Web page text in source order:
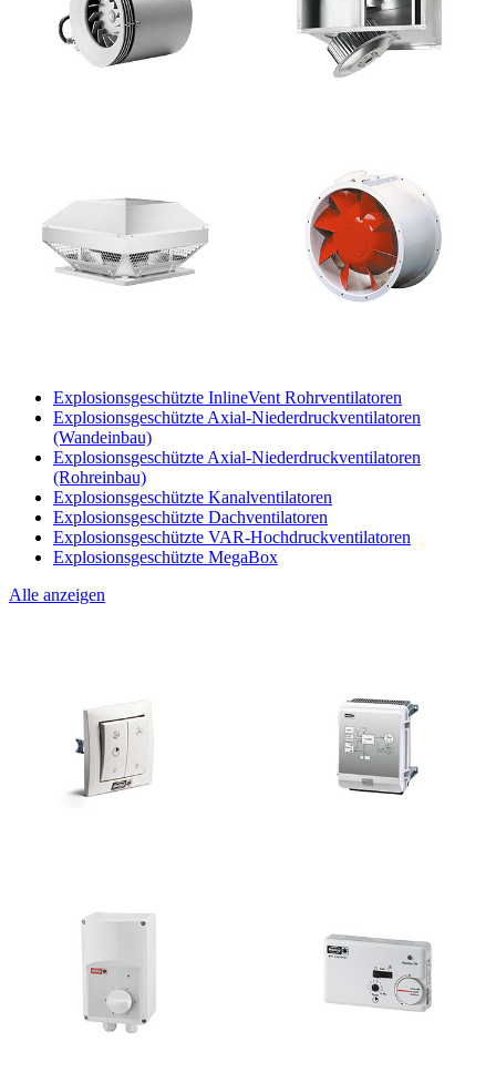
Explosionsgeschützte InlineVent Rohrventilatoren
Explosionsgeschützte Axial-Niederdruckventilatoren
(Wandeinbau)
Explosionsgeschützte Axial-Niederdruckventilatoren
(Rohreinbau)
Explosionsgeschützte Kanalventilatoren
Explosionsgeschützte Dachventilatoren
Explosionsgeschützte VAR-Hochdruckventilatoren
Explosionsgeschützte MegaBox
Alle anzeigen